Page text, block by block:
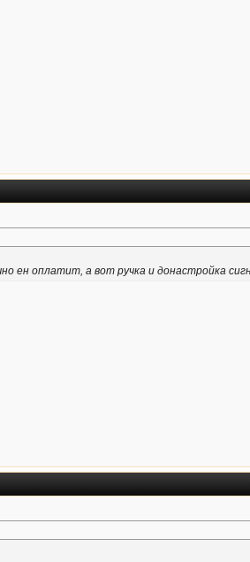
ен оплатит, а вот ручка и донастройка